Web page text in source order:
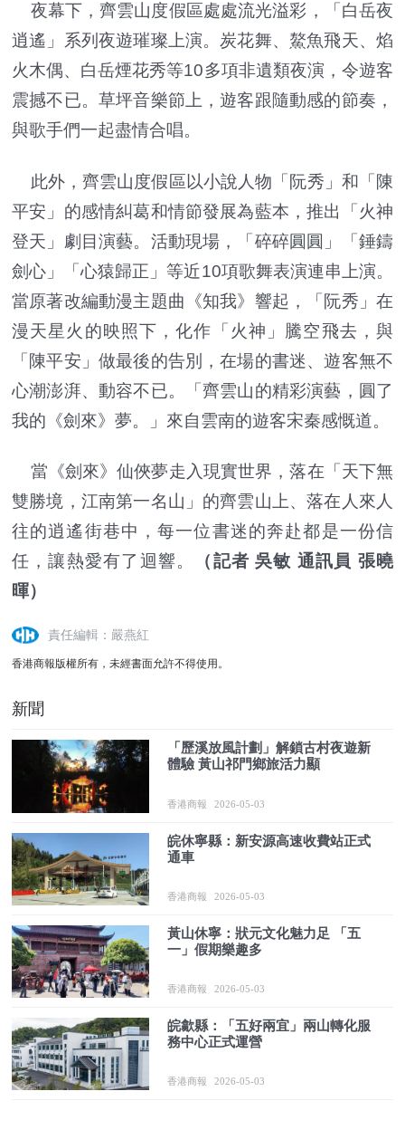
夜幕下，齊雲山度假區處處流光溢彩，「白岳夜
逍遙」系列夜遊璀璨上演。炭花舞、鰲魚飛天、焰
火木偶、白岳煙花秀等10多項非遺類夜演，令遊客
震撼不已。草坪音樂節上，遊客跟隨動感的節奏，
與歌手們一起盡情合唱。
此外，齊雲山度假區以小說人物「阮秀」和「陳
平安」的感情糾葛和情節發展為藍本，推出「火神
登天」劇目演藝。活動現場，「碎碎圓圓」「錘鑄
劍心」「心猿歸正」等近10項歌舞表演連串上演。
當原著改編動漫主題曲《知我》響起，「阮秀」在
漫天星火的映照下，化作「火神」騰空飛去，與
「陳平安」做最後的告別，在場的書迷、遊客無不
心潮澎湃、動容不已。「齊雲山的精彩演藝，圓了
我的《劍來》夢。」來自雲南的遊客宋秦感慨道。
當《劍來》仙俠夢走入現實世界，落在「天下無
雙勝境，江南第一名山」的齊雲山上、落在人來人
往的逍遙街巷中，每一位書迷的奔赴都是一份信
任，讓熱愛有了迴響。
（記者 吳敏 通訊員 張曉
暉）
責任編輯：嚴燕紅
香港商報版權所有，未經書面允許不得使用。
新聞
「歷溪放風計劃」解鎖古村夜遊新
體驗 黃山祁門鄉旅活力顯
香港商報 2026-05-03
皖休寧縣：新安源高速收費站正式
通車
香港商報 2026-05-03
黃山休寧：狀元文化魅力足 「五
一」假期樂趣多
香港商報 2026-05-03
皖歙縣：「五好兩宜」兩山轉化服
務中心正式運營
香港商報 2026-05-03